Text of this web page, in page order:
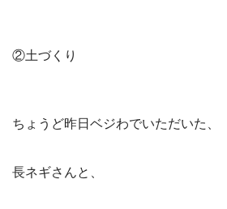
②土づくり
ちょうど昨日ベジわでいただいた、
長ネギさんと、